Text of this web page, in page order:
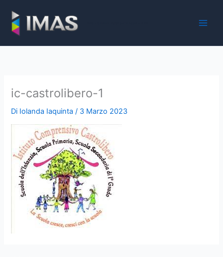
contenuto
ic-castrolibero-1
Di Iolanda Iaquinta/ 3 Marzo 2023